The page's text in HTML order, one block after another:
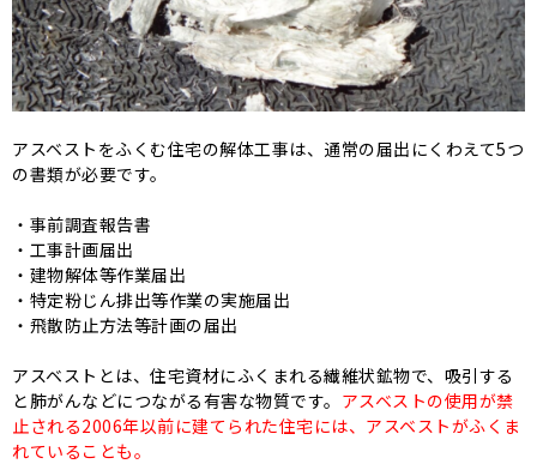
アスベストをふくむ住宅の解体工事は、通常の届出にくわえて5つ
の書類が必要です。
・事前調査報告書
・工事計画届出
・建物解体等作業届出
・特定粉じん排出等作業の実施届出
・飛散防止方法等計画の届出
アスベストとは、住宅資材にふくまれる繊維状鉱物で、吸引する
と肺がんなどにつながる有害な物質です。 アスベストの使用が禁
止される2006年以前に建てられた住宅には、アスベストがふくま
れていることも。